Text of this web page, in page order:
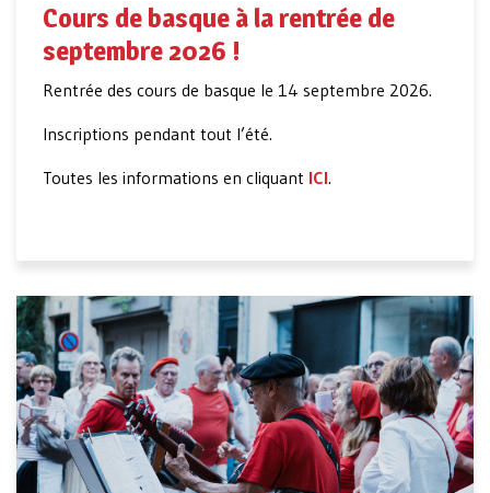
Cours de basque à la rentrée de
septembre 2026 !
Rentrée des cours de basque le 14 septembre 2026.
Inscriptions pendant tout l’été.
Toutes les informations en cliquant ICI.